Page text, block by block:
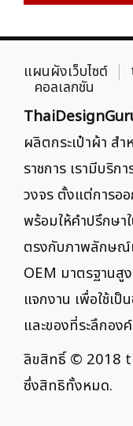
แผนผังเว็บไซต์
คอลเลกชัน
ผลิตกระเป๋าผ้า ส
ราชการ เรามีบริก
วงจร ตั้งแต่การอ
พร้อมให้คำปรึกษา
ตรงกับภาพลักษณ์แ
OEM มาตรฐานสู
แจกงาน เพื่อใช้เ
และของที่ระลึกอง
ลิขสิทธิ์ © 2018
ซึ่งสิทธิทั้งหมด.